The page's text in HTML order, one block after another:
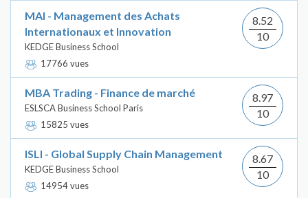
MAI - Management des Achats
Internationaux et Innovation
KEDGE Business School
17766 vues
8.52
10
MBA Trading - Finance de marché
ESLSCA Business School Paris
15825 vues
8.97
10
ISLI - Global Supply Chain Management
KEDGE Business School
14954 vues
8.67
10